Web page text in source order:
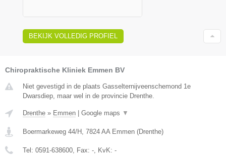
BEKIJK VOLLEDIG PROFIEL
Chiropraktische Kliniek Emmen BV
Niet gevestigd in de plaats Gasselternijveenschemond 1e
Dwarsdiep, maar wel in de provincie Drenthe.
Drenthe » Emmen Google maps ▼
Boermarkeweg 44/H , 7824 AA Emmen (Drenthe)
Tel: 0591-638600, Fax: -, KvK: -